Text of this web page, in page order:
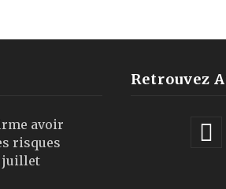
avoir
risques
juillet
Retrouvez